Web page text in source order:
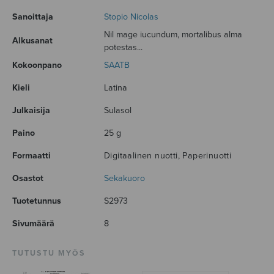
Sanoittaja Stopio Nicolas
Alkusanat
Nil mage iucundum, mortalibus alma
potestas...
Kokoonpano
SAATB
Kieli Latina
Julkaisija Sulasol
Paino 25 g
Formaatti Digitaalinen nuotti, Paperinuotti
Osastot Sekakuoro
Tuotetunnus S2973
Sivumäärä 8
TUTUSTU MYÖS